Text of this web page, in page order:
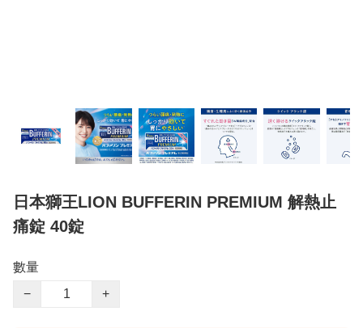
日本獅王LION BUFFERIN PREMIUM 解熱止
痛錠 40錠
數量
−
+